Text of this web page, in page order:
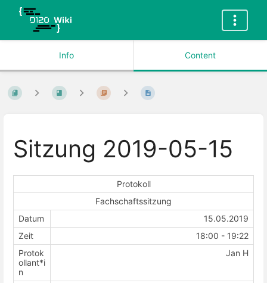
Info Content
Sitzung 2019-05-15
Protokoll
Fachschaftssitzung
Datum
15.05.2019
Zeit
18:00 - 19:22
Protok
ollant*i
n
Jan H